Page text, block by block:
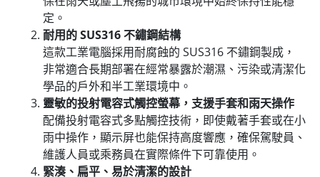
定。
耐用的 SUS316 不鏽鋼結構
這款工業電腦採用耐腐蝕的 SUS316 不鏽鋼製成，
非常適合長期部署在經常暴露於潮濕、污染或清潔化
學品的戶外和半工業環境中。
靈敏的投射電容式觸控螢幕，支援手套和雨天操作
配備投射電容式多點觸控技術，即使戴著手套或在小
雨中操作，顯示屏也能保持高度響應，確保駕駛員、
維護人員或乘務員在實際條件下可靠使用。
緊湊、扁平、易於清潔的設計